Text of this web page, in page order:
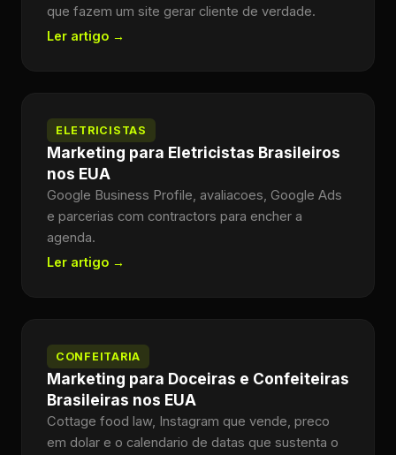
que fazem um site gerar cliente de verdade.
Ler artigo →
ELETRICISTAS
Marketing para Eletricistas Brasileiros
nos EUA
Google Business Profile, avaliacoes, Google Ads
e parcerias com contractors para encher a
agenda.
Ler artigo →
CONFEITARIA
Marketing para Doceiras e Confeiteiras
Brasileiras nos EUA
Cottage food law, Instagram que vende, preco
em dolar e o calendario de datas que sustenta o